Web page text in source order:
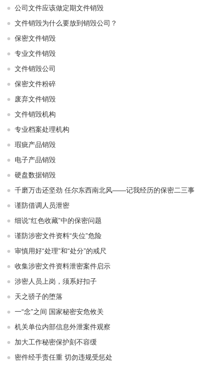
公司文件应该做定期文件销毁
文件销毁为什么要放到销毁公司？
保密文件销毁
专业文件销毁
文件销毁公司
保密文件粉碎
废弃文件销毁
文件销毁机构
专业档案处理机构
瑕疵产品销毁
电子产品销毁
硬盘数据销毁
千磨万击还坚劲 任尔东西南北风——记我经历的保密二三事
谨防借调人员泄密
细说“红色收藏”中的保密问题
谨防涉密文件资料“失位”危险
审慎用好“处理”和“处分”的戒尺
收集涉密文件资料泄密案件启示
涉密人员上岗，须系好扣子
天之骄子的堕落
一“念”之间 国家秘密安危攸关
机关单位内部信息外泄案件观察
加大工作秘密保护刻不容缓
密件经手责任重 切勿违规受惩处